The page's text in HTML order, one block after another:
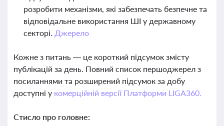
розробити механізми, які забезпечать безпечне та
відповідальне використання ШІ у державному
секторі. Джерело
Кожне з питань — це короткий підсумок змісту
публікацій за день. Повний список першоджерел з
посиланнями та розширений підсумок за добу
доступні у комерційній версії Платформи LIGA360.
Стисло про головне: